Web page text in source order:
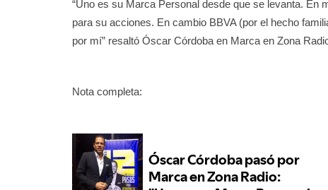
“Uno es su Marca Personal desde que se levanta.
para su acciones. En cambio BBVA (por el hecho
por mí” resaltó Óscar Córdoba en Marca en Zona
Nota completa: